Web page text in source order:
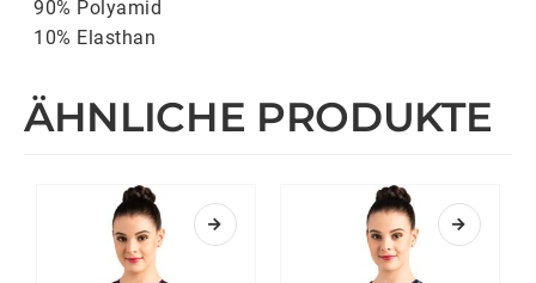
90% Polyamid
10% Elasthan
ÄHNLICHE PRODUKTE